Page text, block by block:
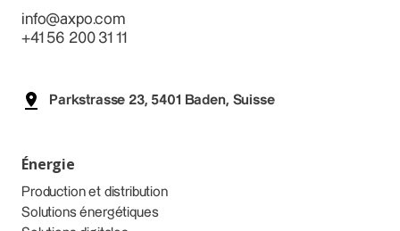
info@axpo.com
+41 56 200 31 11
Parkstrasse 23, 5401 Baden, Suisse
Énergie
Production et distribution
Solutions énergétiques